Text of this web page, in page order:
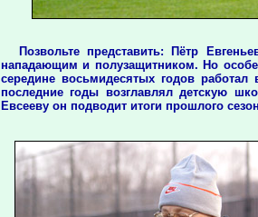
Позвольте представить: Пётр
нападающим и полузащитником. Но
середине восьмидесятых годов
последние годы возглавлял детскую
Евсееву он подводит итоги прошлого